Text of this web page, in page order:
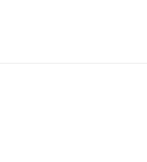
藏匿食物殘渣與牙菌斑。除了每
等酸性食物，牙齒琺瑯質可能會暫
先用清水漱口，等待約30分鐘後再
細清潔，降低蛀牙與牙周問題的風
更具挑戰，但只要掌握方法就能有
建議使用小刷頭、軟毛牙刷，或專